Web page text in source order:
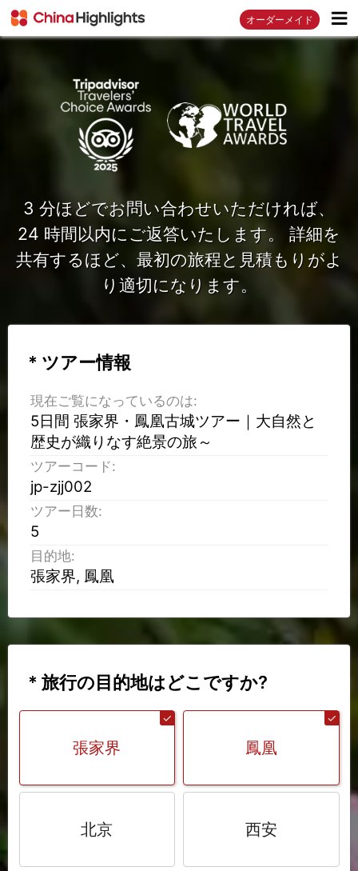
オーダーメイド
3 分ほどでお問い合わせいただければ、
24 時間以内にご返答いたします。 詳細を
共有するほど、最初の旅程と見積もりがよ
り適切になります。
* ツアー情報
現在ご覧になっているのは:
5日間 張家界・鳳凰古城ツアー｜大自然と
歴史が織りなす絶景の旅～
ツアーコード:
jp-zjj002
ツアー日数:
5
目的地:
張家界, 鳳凰
* 旅行の目的地はどこですか?
張家界 鳳凰
北京 西安